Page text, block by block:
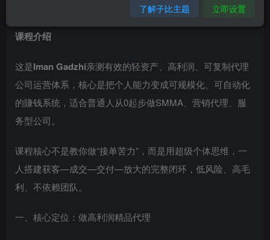
课程介绍
这是Iman Gadzhi亲测有效的轻资产、高利润、可复制代理
公司运营体系，核心是把个人能力变成可规模化、可自动化
的賺钱系统，适合普通人从0起步做SMMA、营销代理、服
务型公司。
课程核心不是教你做“接单苦力”，而是用超级个体思维，一
人搭建获客—成交—交付—放大的完整闭环，低风险、高毛
利、不依赖团队。
一、核心定位：做高利润精品代理
了解子比主题 立即设置